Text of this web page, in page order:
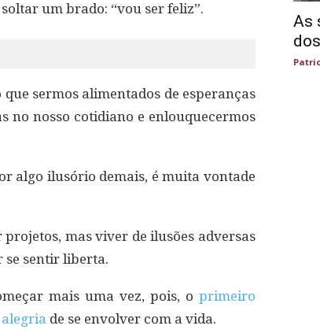
um brado: “vou ser feliz”.
sermos alimentados de esperanças
no nosso cotidiano e enlouquecermos
algo ilusório demais, é muita vontade
projetos, mas viver de ilusões adversas
se sentir liberta.
mais uma vez, pois, o primeiro
alegria de se envolver com a vida.
As